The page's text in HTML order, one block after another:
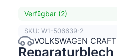
Verfügbar (2)
SKU: W1-506639-2
VOLKSWAGEN